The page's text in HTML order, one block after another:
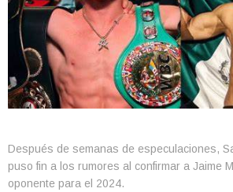
Después de semanas de especulaciones,
puso fin a los rumores al confirmar a Jaime
oponente para el 2024.